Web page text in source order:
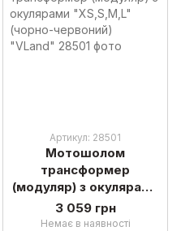
Артикул: 28501
Мотошолом
трансформер
(модуляр) з окулярами
"XS,S,M,L" (чорно-
червоний) "VLand"
3 059 грн
Немає в наявності